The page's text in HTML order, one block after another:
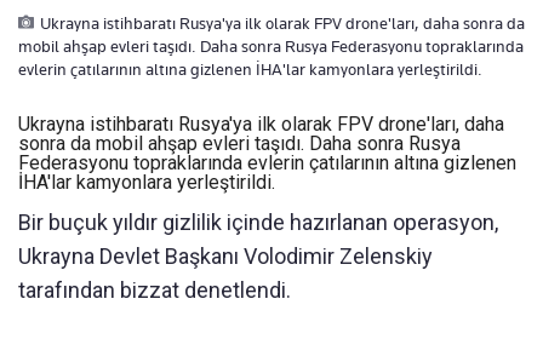
Ukrayna istihbaratı Rusya'ya ilk olarak FPV drone'ları, daha sonra da
mobil ahşap evleri taşıdı. Daha sonra Rusya Federasyonu topraklarında
evlerin çatılarının altına gizlenen İHA'lar kamyonlara yerleştirildi.
Ukrayna istihbaratı Rusya'ya ilk olarak FPV drone'ları, daha
sonra da mobil ahşap evleri taşıdı. Daha sonra Rusya
Federasyonu topraklarında evlerin çatılarının altına gizlenen
İHA'lar kamyonlara yerleştirildi.
Bir buçuk yıldır gizlilik içinde hazırlanan operasyon,
Ukrayna Devlet Başkanı Volodimir Zelenskiy
tarafından bizzat denetlendi.